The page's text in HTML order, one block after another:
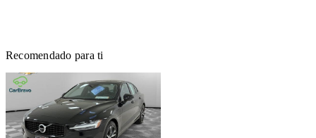
Recomendado para ti